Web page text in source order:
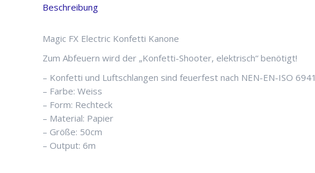
Beschreibung
Magic FX Electric Konfetti Kanone
Zum Abfeuern wird der „Konfetti-Shooter, elektrisch“ benötigt!
– Konfetti und Luftschlangen sind feuerfest nach NEN-EN-ISO 6941
– Farbe: Weiss
– Form: Rechteck
– Material: Papier
– Größe: 50cm
– Output: 6m